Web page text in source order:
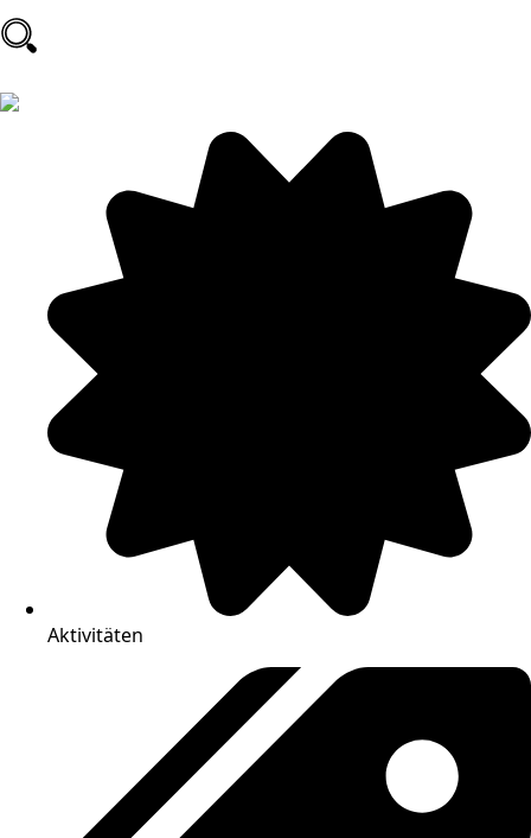
Aktivitäten